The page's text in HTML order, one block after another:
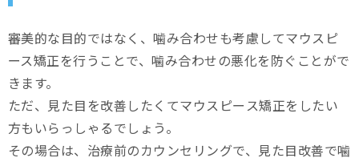
審美的な目的ではなく、噛み合わせも考慮してマウスピ
ース矯正を行うことで、噛み合わせの悪化を防ぐことがで
きます。
ただ、見た目を改善したくてマウスピース矯正をしたい
方もいらっしゃるでしょう。
その場合は、治療前のカウンセリングで、見た目改善で噛